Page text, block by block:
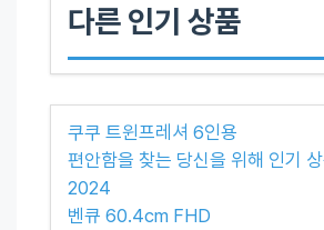
다른 인기 상품
쿠쿠 트윈프레셔 6인용
편안함을 찾는 당신을 위해 인기
2024
벤큐 60.4cm FHD